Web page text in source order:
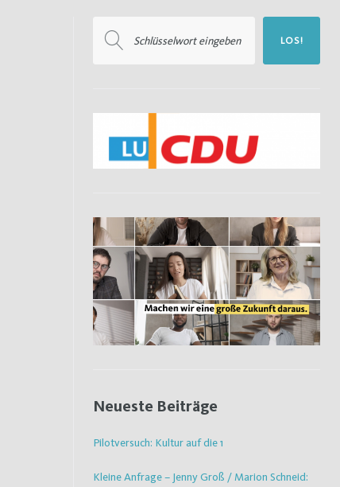
nach:
LOS!
Neueste Beiträge
Pilotversuch: Kultur auf die 1
Kleine Anfrage – Jenny Groß / Marion Schneid: